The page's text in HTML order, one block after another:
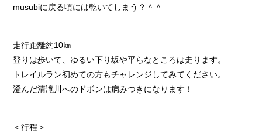
musubiに戻る頃には乾いてしまう？＾＾
走行距離約10㎞
登りは歩いて、ゆるい下り坂や平らなところは走ります。
トレイルラン初めての方もチャレンジしてみてください。
澄んだ清滝川へのドボンは病みつきになります！
＜行程＞